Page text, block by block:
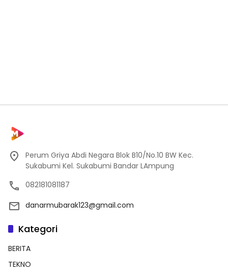
Perum Griya Abdi Negara Blok B10/No.10 BW Kec.
Sukabumi Kel. Sukabumi Bandar LAmpung
082181081187
danarmubarak123@gmail.com
Kategori
BERITA
TEKNO